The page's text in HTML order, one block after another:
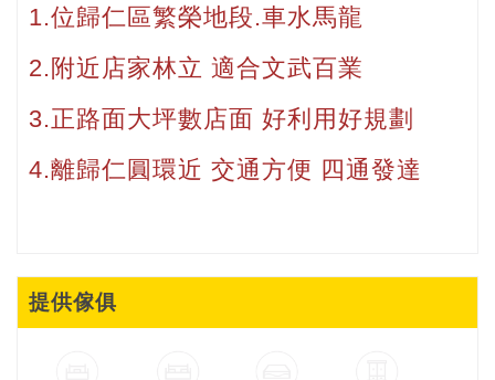
1.位歸仁區繁榮地段.車水馬龍
2.附近店家林立 適合文武百業
3.正路面大坪數店面 好利用好規劃
4.離歸仁圓環近 交通方便 四通發達
提供傢俱